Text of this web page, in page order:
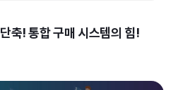
축! 통합 구매 시스템의 힘!